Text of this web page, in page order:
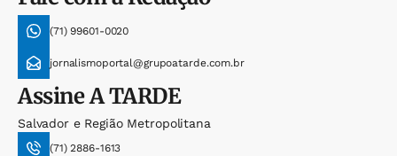
(71) 99601-0020
jornalismoportal@grupoatarde.com.br
AssineA TARDE
Salvador e Região Metropolitana
(71) 2886-1613